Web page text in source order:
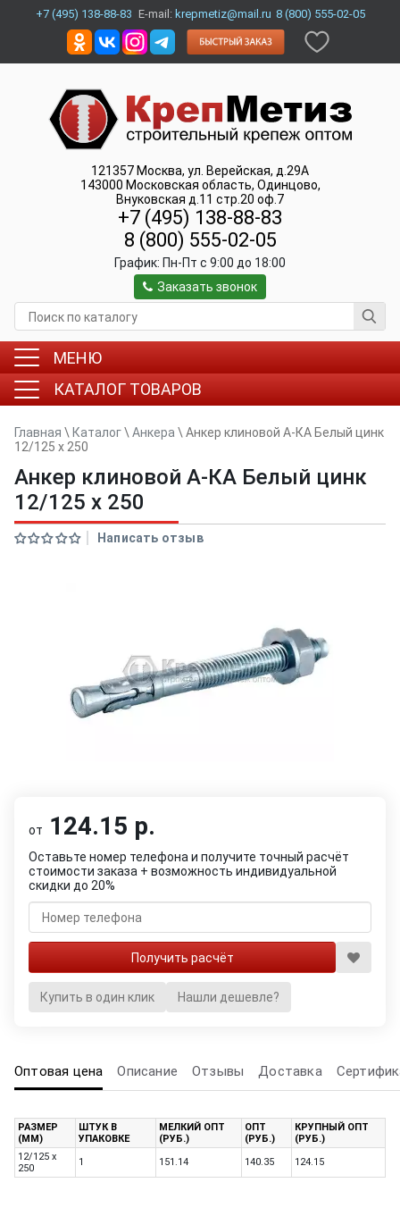
+7 (495) 138-88-83 E-mail: krepmetiz@mail.ru 8 (800) 555-02-05
121357 Москва, ул. Верейская, д.29А
143000 Московская область, Одинцово,
Внуковская д.11 стр.20 оф.7
+7 (495) 138-88-83
8 (800) 555-02-05
График: Пн-Пт c 9:00 до 18:00
Заказать звонок
МЕНЮ
КАТАЛОГ ТОВАРОВ
Главная \ Каталог\ Анкера \ Анкер клиновой А-КА Белый цинк
12/125 x 250
Анкер клиновой А-КА Белый цинк
12/125 x 250
Написать отзыв
от 124.15 р.
Оставьте номер телефона и получите точный расчёт
стоимости заказа + возможность индивидуальной
скидки до 20%
Купить в один клик Нашли дешевле?
Оптовая цена Описание Отзывы Доставка
РАЗМЕР
(ММ)
ШТУК В
УПАКОВКЕ
МЕЛКИЙ ОПТ
(РУБ.)
ОПТ
(РУБ.)
КРУПНЫЙ ОПТ
(РУБ.)
12/125 x
250
1 151.14 140.35 124.15